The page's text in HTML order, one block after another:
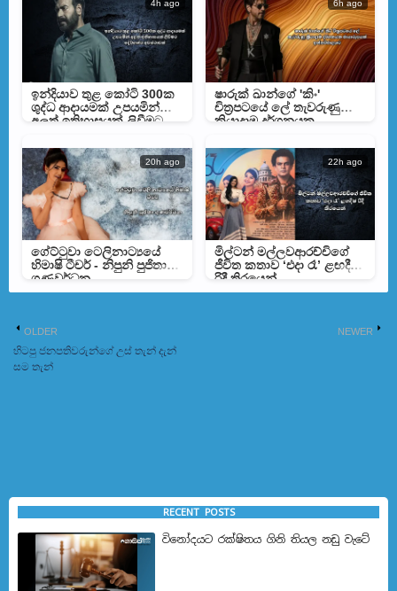
4h ago
ඉන්දියාව තුළ කෝටි 300ක
ශුද්ධ ආදායමක් උපයමින්
අලුත් ඉතිහාසයක් ලිවීමට
6h ago
ෂාරුක් ඛාන්ගේ 'කිං'
චිත්‍රපටයේ ලේ තැවරුණු
ක්‍රියාදාම දර්ශනයක
20h ago
ගේට්ටුවා ටෙලිනාට්‍යයේ
හිමාෂි ටීචර් - නිපුනි පුජිතා
ගුණවර්ධන
22h ago
මිල්ටන් මල්ලවආරච්චිගේ
ජීවිත කතාව ‘එදා රෑ’ ළඟදීම
රිදී තිරයෙන්
NEWER
OLDER
හිටපු ජනපතිවරුන්ගේ උස් තැන් දැන්
සම තැන්
RECENT POSTS
විනෝදයට රක්ෂිතය ගිනි තියල නඩු වැටේ